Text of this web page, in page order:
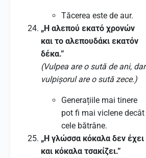
Tăcerea este de aur.
„Η αλεπού εκατό χρονών
και το αλεπουδάκι εκατόν
δέκα.”
(Vulpea are o sută de ani, dar
vulpișorul are o sută zece.)
Generațiile mai tinere
pot fi mai viclene decât
cele bătrâne.
„Η γλώσσα κόκαλα δεν έχει
και κόκαλα τσακίζει.”